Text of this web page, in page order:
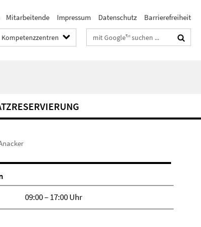
Mitarbeitende Impressum Datenschutz Barrierefreiheit
Kompetenzzentren Suchbegriffe
09:00 – 17:00 Uhr